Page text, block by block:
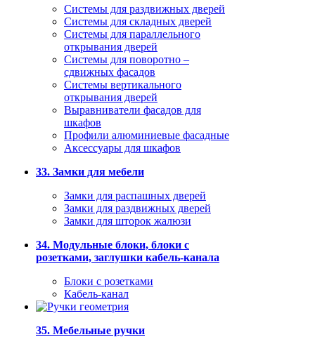
Системы для раздвижных дверей
Системы для складных дверей
Системы для параллельного
открывания дверей
Системы для поворотно –
сдвижных фасадов
Системы вертикального
открывания дверей
Выравниватели фасадов для
шкафов
Профили алюминиевые фасадные
Аксессуары для шкафов
33. Замки для мебели
Замки для распашных дверей
Замки для раздвижных дверей
Замки для шторок жалюзи
34. Модульные блоки, блоки с
розетками, заглушки кабель-канала
Блоки с розетками
Кабель-канал
35. Мебельные ручки